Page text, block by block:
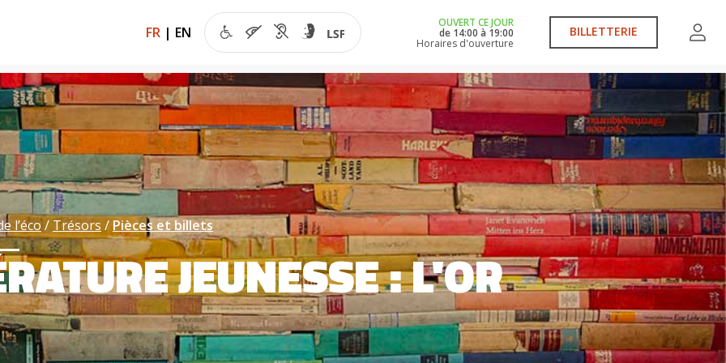
FR | EN
OUVERT CE JOUR
de 14:00 à 19:00
Horaires d'ouverture
BILLETTERIE
l’éco Trésors Pièces et billets
JEUNESSE : L'OR